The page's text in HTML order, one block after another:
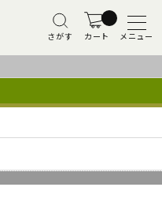
さがす カート メニュー